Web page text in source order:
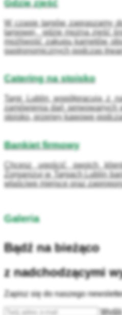
Gdzie zjeść
W czasie targów zapraszamy
targowej, gdzie można zjeść
możliwość zakupu karnetów
gastronomicznych podczas
Catering na stoisko
Targi Lublin współpracują z
zamówienia dań serwowanych
stoisko, przerwy kawowe
Bankiet firmowy
Chcesz ugościć swoich
Zorganizuj w Targach Lublin
właściwe miejsce oraz
Galeria
Bądź na bieżąco
z nadchodzącymi
Zapisz się do naszego
Wyślij